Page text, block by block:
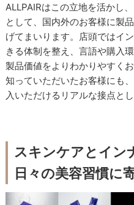
ALLPAIRはこの立地を活かし
として、国内外のお客様に製
げてまいります。店頭ではイ
きる体制を整え、言語や購入
製品価値をよりわかりやすく
知っていただいたお客様にも
入いただけるリアルな接点と
スキンケアとイン
日々の美容習慣に